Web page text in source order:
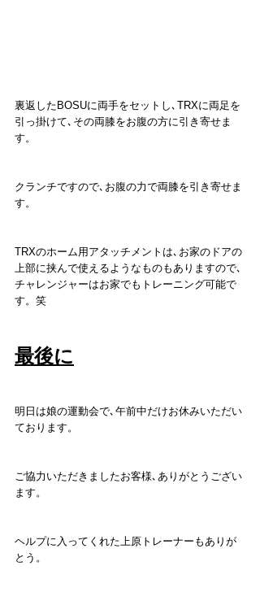
裏返したBOSUに両手をセットし､TRXに両足を
引っ掛けて､その両膝をお腹の方に引き寄せま
す。
クランチですので､お腹の力で両膝を引き寄せま
す。
TRXのホーム用アタッチメントは､お家のドアの
上部に挟んで使えるようなものもありますので､
チャレンジャーはお家でもトレーニング可能で
す。笑
最後に
明日は娘の運動会で､午前中だけお休みいただい
ております。
ご協力いただきましたお客様､ありがとうござい
ます。
ヘルプに入ってくれた上原トレーナーもありが
とう。